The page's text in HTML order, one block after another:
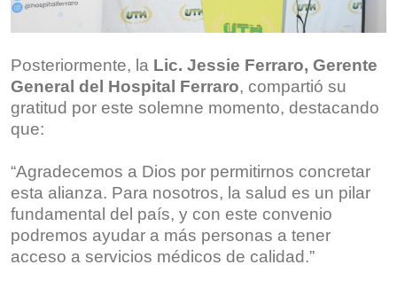
Posteriormente, la Lic. Jessie Ferraro, Gerente
General del Hospital Ferraro, compartió su
gratitud por este solemne momento, destacando
que:
“Agradecemos a Dios por permitirnos concretar
esta alianza. Para nosotros, la salud es un pilar
fundamental del país, y con este convenio
podremos ayudar a más personas a tener
acceso a servicios médicos de calidad.”